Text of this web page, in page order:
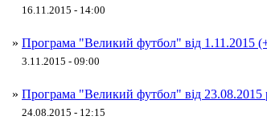
16.11.2015 - 14:00
» Програма "Великий футбол" від 1.11.2015
3.11.2015 - 09:00
» Програма "Великий футбол" від
24.08.2015 - 12:15